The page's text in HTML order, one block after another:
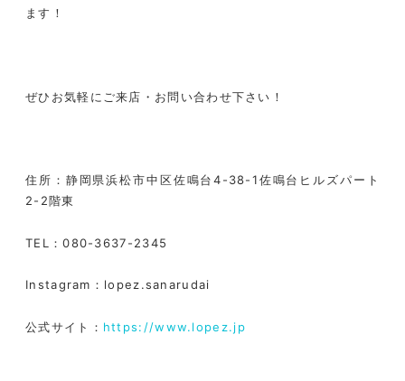
ます！
ぜひお気軽にご来店・お問い合わせ下さい！
住所：静岡県浜松市中区佐鳴台4-38-1佐鳴台ヒルズパート
2-2階東
TEL ：080-3637-2345
Instagram ： lopez.sanarudai
公式サイト： https://www.lopez.jp